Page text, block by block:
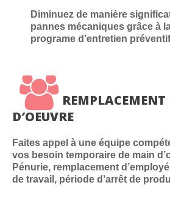
Diminuez de manière
pannes mécaniques grâce à
programe d’entretien
D′OEUVRE
Faites appel à une équipe
vos besoin temporaire de main
Pénurie, remplacement
de travail, période d’arrêt de